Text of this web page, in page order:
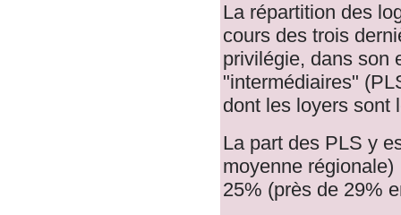
La répartition des
cours des trois
privilégie, dans son
"intermédiaires"
dont les loyers sont
La part des PLS y
moyenne
25% (près de 29%